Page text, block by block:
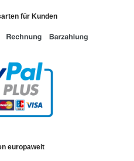
für Kunden
europaweit